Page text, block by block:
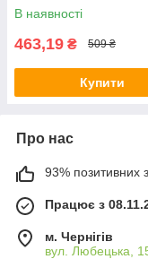
В наявності
463,19 ₴ 509 ₴
Купити
Про нас
93% позитивних з
Працює з
м. Чернігів
вул. Любецька,